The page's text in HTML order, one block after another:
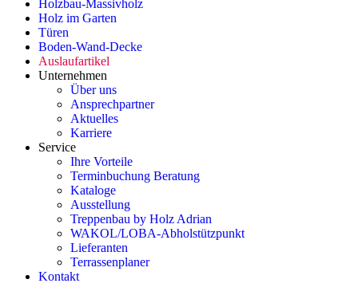
Holzbau-Massivholz
Holz im Garten
Türen
Boden-Wand-Decke
Auslaufartikel
Unternehmen
Über uns
Ansprechpartner
Aktuelles
Karriere
Service
Ihre Vorteile
Terminbuchung Beratung
Kataloge
Ausstellung
Treppenbau by Holz Adrian
WAKOL/LOBA-Abholstützpunkt
Lieferanten
Terrassenplaner
Kontakt